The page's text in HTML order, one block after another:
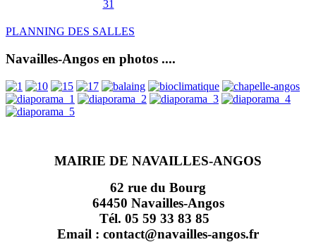
31
PLANNING DES SALLES
Navailles-Angos en photos ....
MAIRIE DE NAVAILLES-ANGOS
62 rue du Bourg
64450 Navailles-Angos
Tél. 05 59 33 83 85
Email : contact@navailles-angos.fr